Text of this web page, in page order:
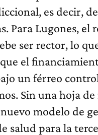
es decir,
Para Lugones, el
ser rector, lo
el
un férreo
Sin una hoja
modelo de
salud para la